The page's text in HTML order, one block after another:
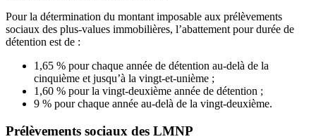
Pour la détermination du montant imposable aux prélèvements
sociaux des plus-values immobilières, l’abattement pour durée de
détention est de :
1,65 % pour chaque année de détention au-delà de la
cinquième et jusqu’à la vingt-et-unième ;
1,60 % pour la vingt-deuxième année de détention ;
9 % pour chaque année au-delà de la vingt-deuxième.
Prélèvements sociaux des LMNP